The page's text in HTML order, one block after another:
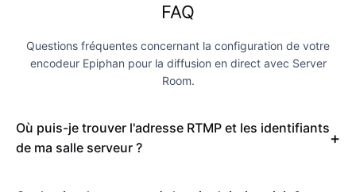
FAQ
Questions fréquentes concernant la configuration de votre
encodeur Epiphan pour la diffusion en direct avec Server
Room.
Où puis-je trouver l'adresse RTMP et les identifiants
de ma salle serveur ?